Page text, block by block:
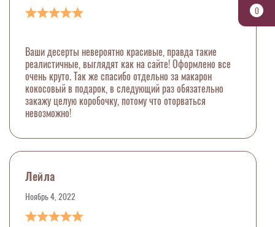
0
Ваши десерты невероятно красивые, правда такие
реалистичные, выглядят как на сайте! Оформлено все
очень круто. Так же спасибо отдельно за макарон
кокосовый в подарок, в следующий раз обязательно
закажу целую коробочку, потому что оторваться
невозможно!
Лейла
Ноябрь 4, 2022